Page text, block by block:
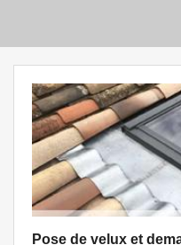
Pose de velux et